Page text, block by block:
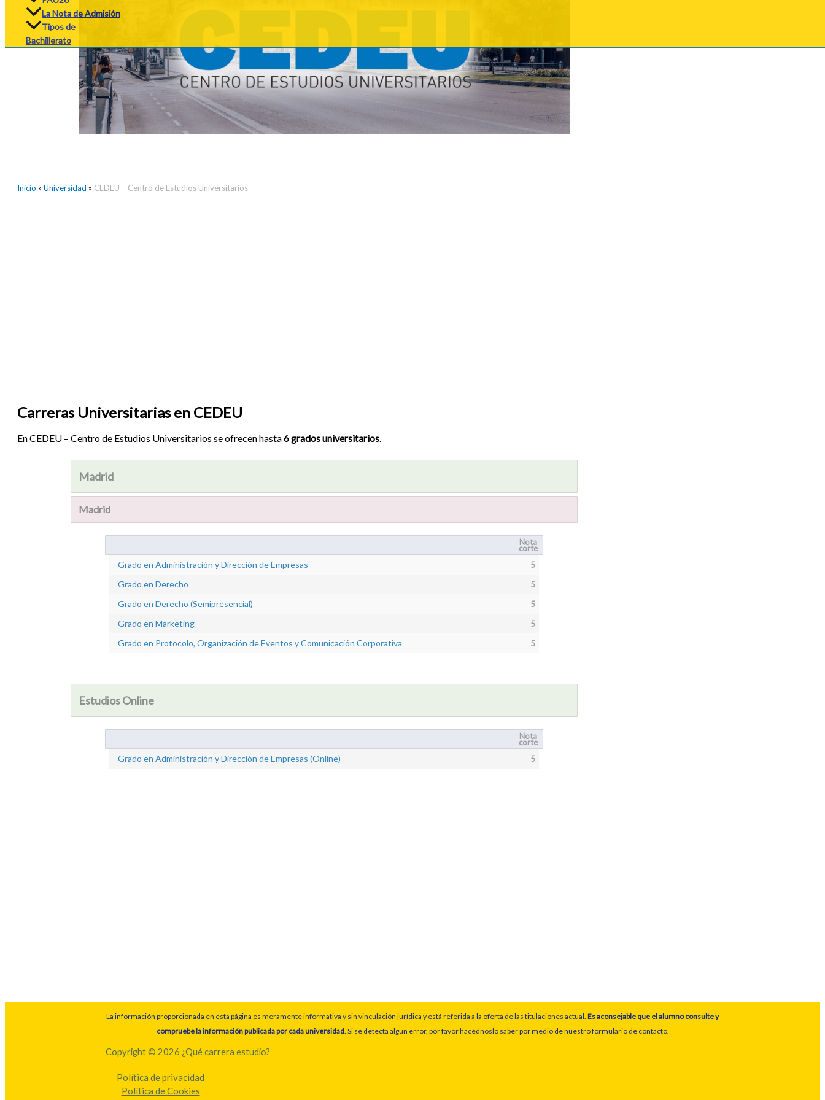
La Nota de Admisión
Tipos de
Bachillerato
Inicio » Universidad » CEDEU – Centro de Estudios Universitarios
Carreras Universitarias en CEDEU
En CEDEU – Centro de Estudios Universitarios se ofrecen hasta6 grados universitarios
Madrid
Madrid
Nota
corte
Grado en Administración y Dirección de Empresas 5
Grado en Derecho 5
Grado en Derecho (Semipresencial) 5
Grado en Marketing 5
Grado en Protocolo, Organización de Eventos y Comunicación Corporativa 5
Estudios Online
Nota
corte
Grado en Administración y Dirección de Empresas (Online) 5
La información proporcionada en esta página es meramente informativa y sin vinculación jurídica y está referida a la oferta de las titulaciones actual. Es aconsejable que el alumno consulte y
compruebe la información publicada por cada universidad. Si se detecta algún error, por favor hacédnoslo saber por medio de nuestro formulario de contacto.
Copyright © 2026 ¿Qué carrera estudio?
Política de privacidad
Política de Cookies